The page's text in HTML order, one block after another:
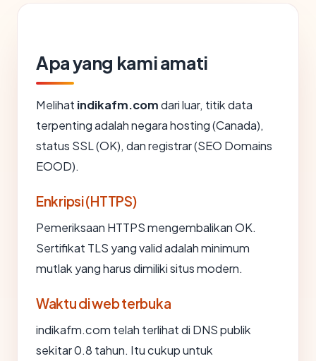
Apa yang kami amati
Melihat indikafm.comdari luar, titik data
terpenting adalah negara hosting (Canada),
status SSL (OK), dan registrar (SEO Domains
EOOD).
Enkripsi (HTTPS)
Pemeriksaan HTTPS mengembalikan OK.
Sertifikat TLS yang valid adalah minimum
mutlak yang harus dimiliki situs modern.
Waktu di web terbuka
indikafm.com telah terlihat di DNS publik
sekitar 0.8 tahun. Itu cukup untuk